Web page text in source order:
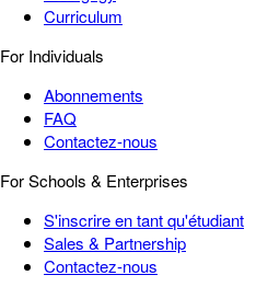
Curriculum
For Individuals
Abonnements
FAQ
Contactez-nous
For Schools & Enterprises
S'inscrire en tant qu'étudiant
Sales & Partnership
Contactez-nous